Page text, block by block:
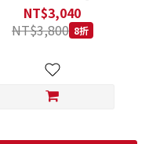
REGAL 天然犬糧 狗飼料
NT$3,040
NT$3,800 8折